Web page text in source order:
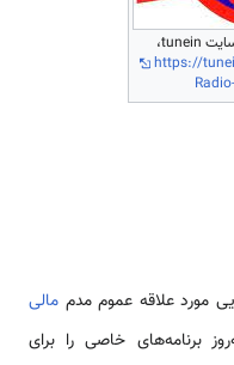
رادیو میهن پرست. برگرفته از سایت tunein،
https://
مورد علاقه عموم مدم مالی
برنامه‌های خاصی را برای